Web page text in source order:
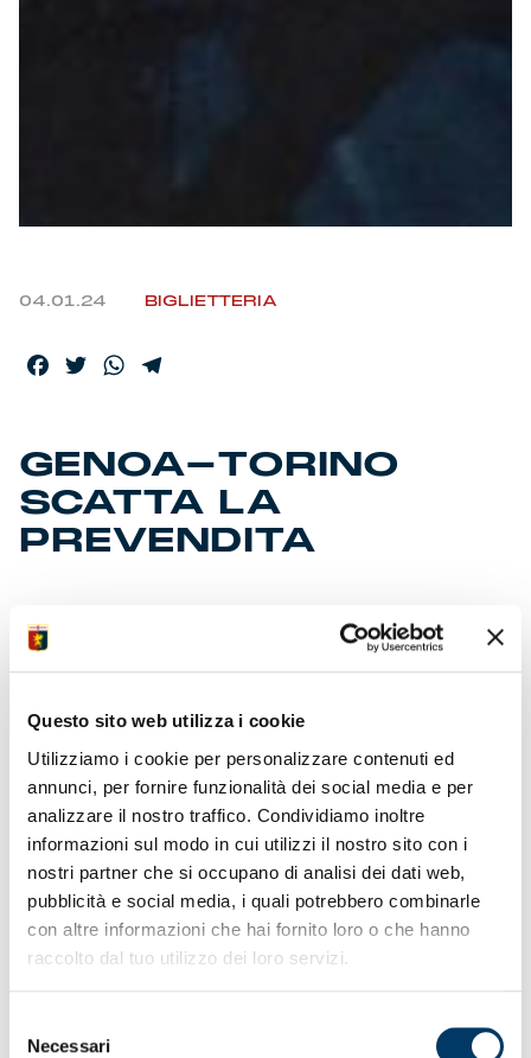
Questo sito web utilizza i cookie
Utilizziamo i cookie per personalizzare contenuti ed
annunci, per fornire funzionalità dei social media e per
analizzare il nostro traffico. Condividiamo inoltre
informazioni sul modo in cui utilizzi il nostro sito con i
nostri partner che si occupano di analisi dei dati web,
pubblicità e social media, i quali potrebbero combinarle
con altre informazioni che hai fornito loro o che hanno
raccolto dal tuo utilizzo dei loro servizi.
delNecessari
04.01.24 BIGLIETTERIA
Facebook
TwitterWhatsApp
GENOA-TORINO
SCATTA LA
PREVENDITA
Biglietti dalle 10 di venerdì su www.genoacfc.it,
ricevitorie Vivaticket e Ticket Office in via al Porto
Antico 4 senza obbligo di tessera Dna Genoa. Da
Veneto 48. Anche per l’acquisto dei biglietti settore
esaurito già i posti per le Genoa Experiences per il tour
allo stadio che precede la partita, in calendario sabato
13 gennaio allo stadio Ferraris (ore 15). Per info clicca
qui.